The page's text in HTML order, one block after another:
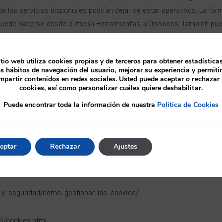
los servicios disponibles podrían dejar de estar operativos. La
hacerse desde el menú Herramientas u Opciones. También
El usuario podrá en cualquier momento elegir qué cookies
cookies instaladas en su equipo mediante la configuración de
vista/Block-or-allow-cookies
que-los-sitios-web-guarden-sus-preferencia
61416?hl=es
seguridad/como-gestionar-las-cookies/
web utiliza cookies propias y de terceros para obtener
hábitos de navegación del usuario, mejorar su experiencia y
contenidos en redes sociales. Usted puede aceptar o rechazar
cookies, así como personalizar cuáles quiere deshabilitar.
Puede encontrar toda la información de nuestra Política de Cookies
Rechazar Ajustes